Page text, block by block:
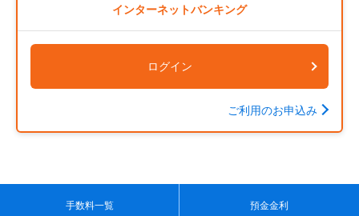
インターネットバンキング
ログイン
ご利用のお申込み
手数料一覧 預金金利